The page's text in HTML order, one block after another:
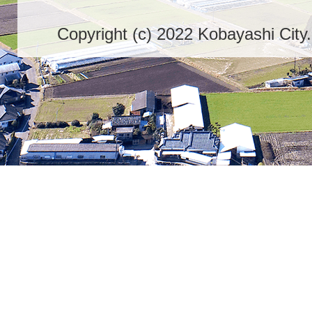
Copyright (c) 2022 Kobayashi